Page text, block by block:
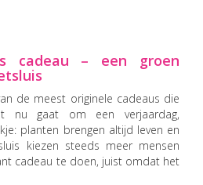
cadeau – een groen
de meest originele cadeaus die
nu gaat om een verjaardag,
planten brengen altijd leven en
kiezen steeds meer mensen
cadeau te doen, juist omdat het